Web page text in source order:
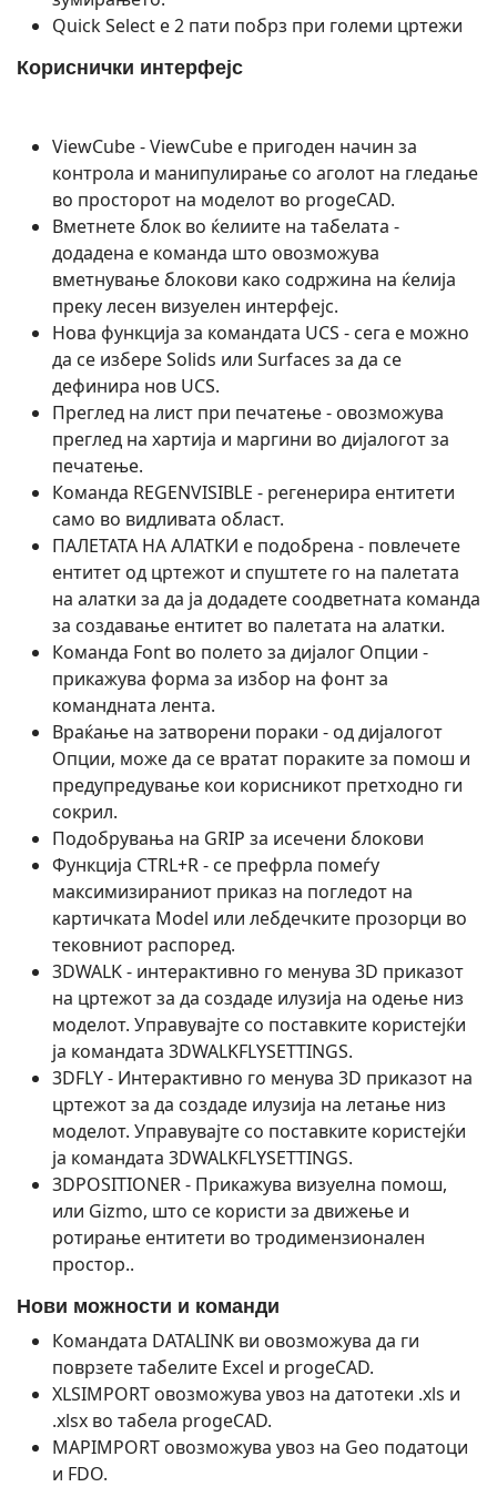
Quick Select е 2 пати побрз при големи цртежи
Кориснички интерфејс
ViewCube - ViewCube е пригоден начин за
контрола и манипулирање со аголот на гледање
во просторот на моделот во progeCAD.
Вметнете блок во ќелиите на табелата -
додадена е команда што овозможува
вметнување блокови како содржина на ќелија
преку лесен визуелен интерфејс.
Нова функција за командата UCS - сега е можно
да се избере Solids или Surfaces за да се
дефинира нов UCS.
Преглед на лист при печатење - овозможува
преглед на хартија и маргини во дијалогот за
печатење.
Команда REGENVISIBLE - регенерира ентитети
само во видливата област.
ПАЛЕТАТА НА АЛАТКИ е подобрена - повлечете
ентитет од цртежот и спуштете го на палетата
на алатки за да ја додадете соодветната команда
за создавање ентитет во палетата на алатки.
Команда Font во полето за дијалог Опции -
прикажува форма за избор на фонт за
командната лента.
Враќање на затворени пораки - од дијалогот
Опции, може да се вратат пораките за помош и
предупредување кои корисникот претходно ги
сокрил.
Подобрувања на GRIP за исечени блокови
Функција CTRL+R - се префрла помеѓу
максимизираниот приказ на погледот на
картичката Model или лебдечките прозорци во
тековниот распоред.
3DWALK - интерактивно го менува 3D приказот
на цртежот за да создаде илузија на одење низ
моделот. Управувајте со поставките користејќи
ја командата 3DWALKFLYSETTINGS.
3DFLY - Интерактивно го менува 3D приказот на
цртежот за да создаде илузија на летање низ
моделот. Управувајте со поставките користејќи
ја командата 3DWALKFLYSETTINGS.
3DPOSITIONER - Прикажува визуелна помош,
или Gizmo, што се користи за движење и
ротирање ентитети во тродимензионален
простор..
Нови можности и команди
Командата DATALINK ви овозможува да ги
поврзете табелите Excel и progeCAD.
XLSIMPORT овозможува увоз на датотеки .xls и
.xlsx во табела progeCAD.
MAPIMPORT овозможува увоз на Geo податоци
и FDO.